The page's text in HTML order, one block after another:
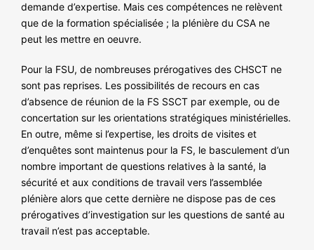
demande d’expertise. Mais ces compétences ne relèvent
que de la formation spécialisée ; la plénière du CSA ne
peut les mettre en oeuvre.
Pour la FSU, de nombreuses prérogatives des CHSCT ne
sont pas reprises. Les possibilités de recours en cas
d’absence de réunion de la FS SSCT par exemple, ou de
concertation sur les orientations stratégiques ministérielles.
En outre, même si l’expertise, les droits de visites et
d’enquêtes sont maintenus pour la FS, le basculement d’un
nombre important de questions relatives à la santé, la
sécurité et aux conditions de travail vers l’assemblée
plénière alors que cette dernière ne dispose pas de ces
prérogatives d’investigation sur les questions de santé au
travail n’est pas acceptable.